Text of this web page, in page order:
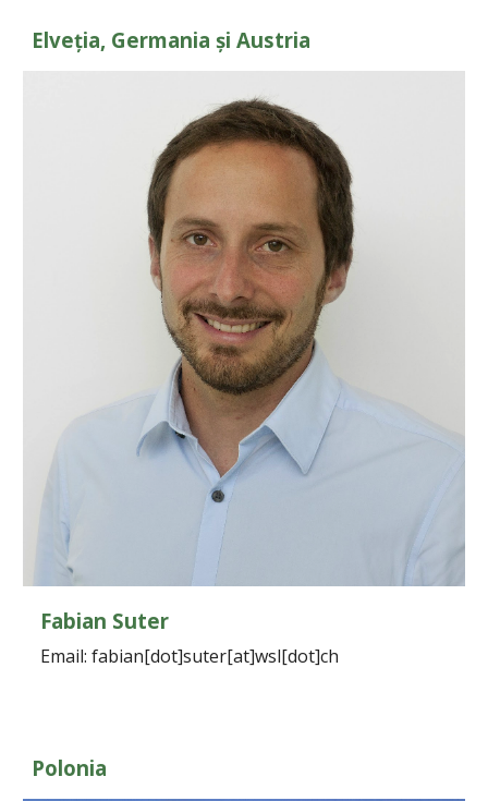
Elveția, Germania și Austria
Fabian Suter
Email: fabian[dot]suter[at]wsl[dot]ch
Polonia